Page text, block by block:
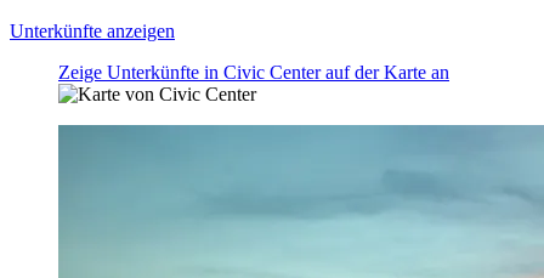
Unterkünfte anzeigen
Zeige Unterkünfte in Civic Center auf der Karte an